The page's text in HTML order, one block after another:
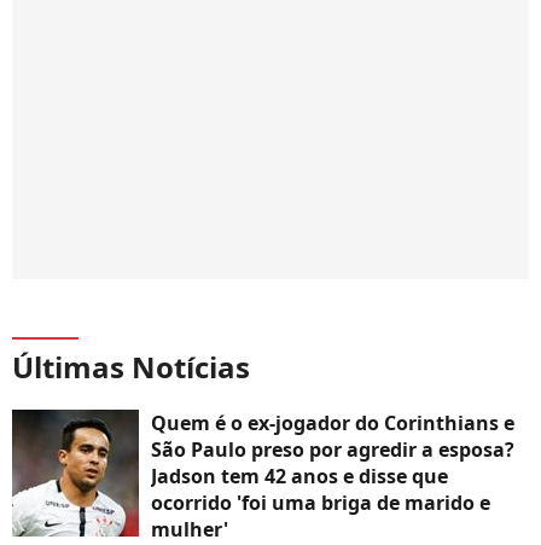
Últimas Notícias
Quem é o ex-jogador do Corinthians e
São Paulo preso por agredir a esposa?
Jadson tem 42 anos e disse que
ocorrido 'foi uma briga de marido e
mulher'